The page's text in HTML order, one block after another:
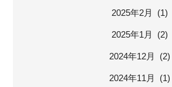
2025年2月 (1)
2025年1月 (2)
2024年12月 (2)
2024年11月 (1)